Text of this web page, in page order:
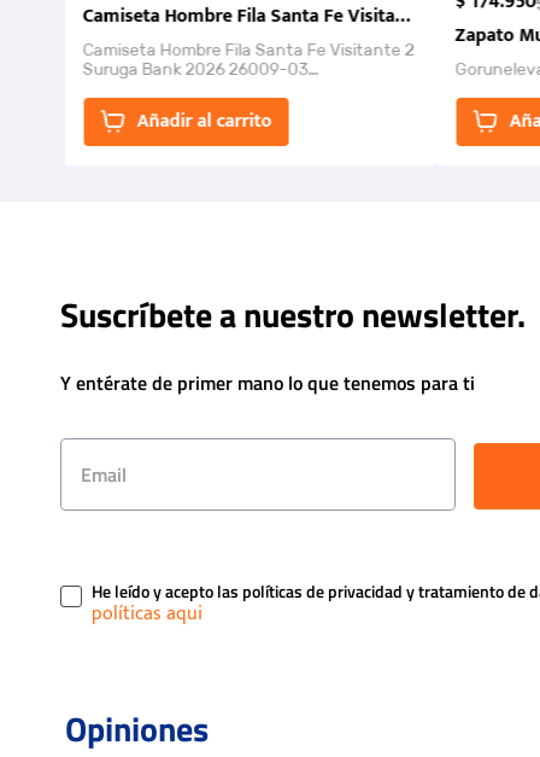
Camiseta Hombre Fila Santa Fe Visitante 2 Suruga
Camiseta Hombre Fila Santa Fe Visitante 2
Suruga Bank 2026 26009-03
la Et...
Añadir al carrito
Zapato
Suscríbete a nuestro newsletter.
Y entérate de primer mano lo que tenemos para ti
He leído y acepto las políticas de privacidad y tratamiento de